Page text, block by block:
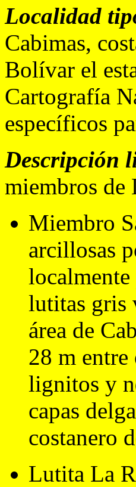
Localidad
Cabimas,
Bolívar el
Cartografía
específicos
Descripción
miembros de
Miembro
arcillosas
localmente
lutitas gris
área de
28 m entre
lignitos y
capas
costanero
Lutita La